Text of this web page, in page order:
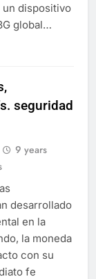
un dispositivo
global…
seguridad
9 years
desarrollado
en la
la moneda
con su
fe